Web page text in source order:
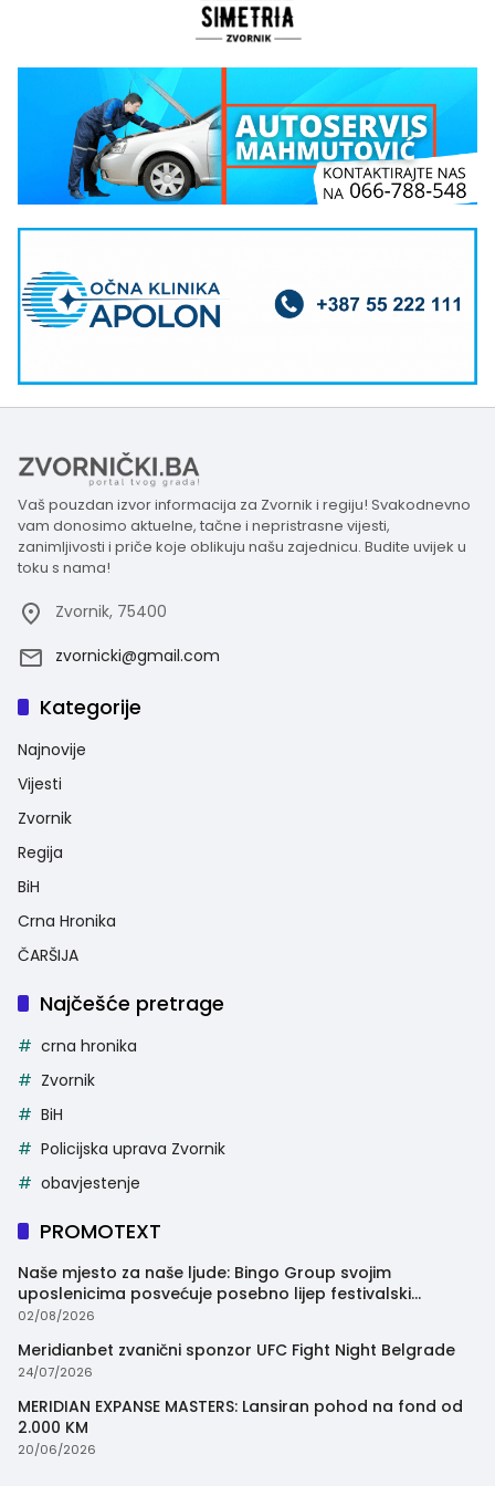
Vaš pouzdan izvor informacija za Zvornik i regiju! Svakodnevno
vam donosimo aktuelne, tačne i nepristrasne vijesti,
zanimljivosti i priče koje oblikuju našu zajednicu. Budite uvijek u
toku s nama!
Zvornik, 75400
zvornicki@gmail.com
Kategorije
Najnovije
Vijesti
Zvornik
Regija
BiH
Crna Hronika
ČARŠIJA
Najčešće pretrage
crna hronika
Zvornik
BiH
Policijska uprava Zvornik
obavjestenje
PROMOTEXT
Naše mjesto za naše ljude: Bingo Group svojim
uposlenicima posvećuje posebno lijep festivalski
trenutak
02/08/2026
Meridianbet zvanični sponzor UFC Fight Night Belgrade
24/07/2026
MERIDIAN EXPANSE MASTERS: Lansiran pohod na fond od
2.000 KM
20/06/2026